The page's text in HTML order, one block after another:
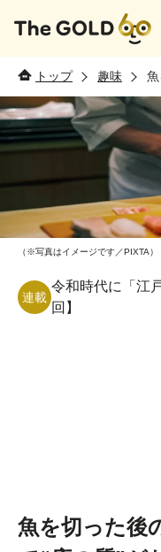
トップ 趣味
（※写真はイメージです／PIXTA）
連載
令和時代に「江
回】
魚を切った後